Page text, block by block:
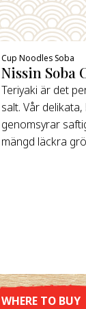
Cup Noodles Soba
Nissin Soba
Teriyaki är det
salt. Vår
genomsyrar
mängd läckra
WHERE TO BUY